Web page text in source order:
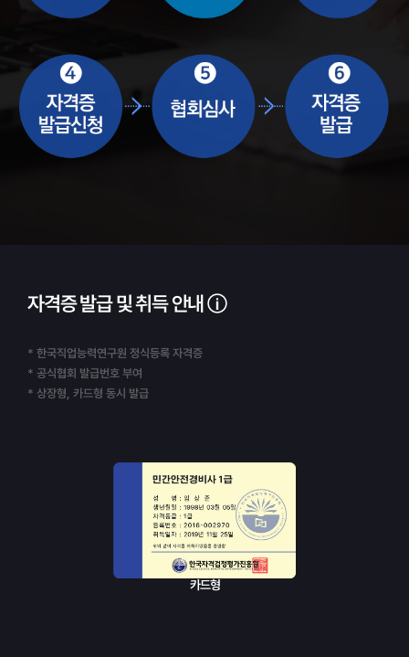
자격증 발급 및 취득 안내
* 한국직업능력연구원 정식등록 자격증
* 공식협회 발급번호 부여
* 상장형, 카드형 동시 발급
카드형